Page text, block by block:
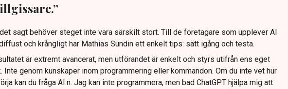
sagt behöver steget inte vara särskilt stort. Till de företagare som upplever AI
och krångligt har Mathias Sundin ett enkelt tips: sätt igång och testa.
är extremt avancerat, men utförandet är enkelt och styrs utifrån ens eget
Inte genom kunskaper inom programmering eller kommandon. Om du inte vet hur
kan du fråga AI:n. Jag kan inte programmera, men bad ChatGPT hjälpa mig att